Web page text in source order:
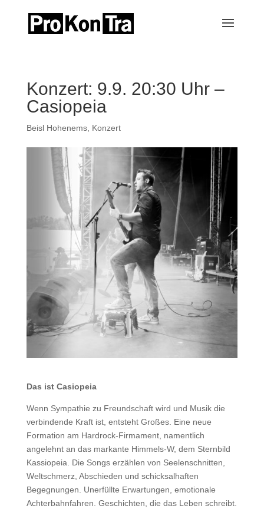
Konzert: 9.9. 20:30 Uhr –
Casiopeia
Beisl Hohenems, Konzert
Das ist Casiopeia
Wenn Sympathie zu Freundschaft wird und Musik die
verbindende Kraft ist, entsteht Großes. Eine neue
Formation am Hardrock-Firmament, namentlich
angelehnt an das markante Himmels-W, dem Sternbild
Kassiopeia. Die Songs erzählen von Seelenschnitten,
Weltschmerz, Abschieden und schicksalhaften
Begegnungen. Unerfüllte Erwartungen, emotionale
Achterbahnfahren. Geschichten, die das Leben schreibt.